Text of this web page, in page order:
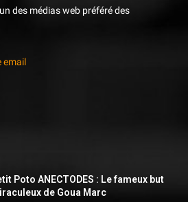
des médias web préféré des
email
Poto ANECTODES : Le fameux but
de Goua Marc